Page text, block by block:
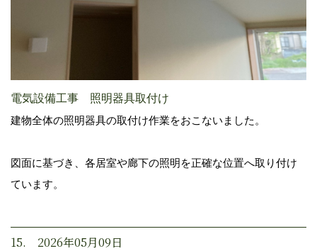
電気設備工事 照明器具取付け
建物全体の照明器具の取付け作業をおこないました。
図面に基づき、各居室や廊下の照明を正確な位置へ取り付け
ています。
15. 2026年05月09日